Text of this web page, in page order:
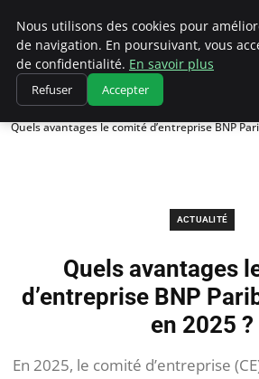
Chasseur De Tête
Accueil
Actualité
Quels avantages le comité d’entreprise BNP
ACTUALITÉ
Quels avantages
d’entreprise BNP
en 2025 ?
En 2025, le comité d’entreprise
Nous utilisons des cookies pour
de navigation. En poursuivant, vous
de confidentialité. En savoir plus
Refuser Accepter